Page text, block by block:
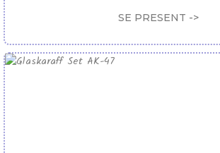
SE PRESENT ->